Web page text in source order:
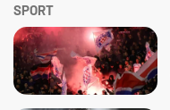
SPORT